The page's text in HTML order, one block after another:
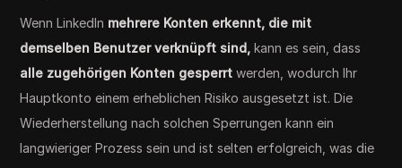
Wenn LinkedIn mehrere Konten erkennt, die mit
demselben Benutzer verknüpft sind, kann es sein, dass
alle zugehörigen Konten gesperrt werden, wodurch Ihr
Hauptkonto einem erheblichen Risiko ausgesetzt ist. Die
Wiederherstellung nach solchen Sperrungen kann ein
langwieriger Prozess sein und ist selten erfolgreich, was die